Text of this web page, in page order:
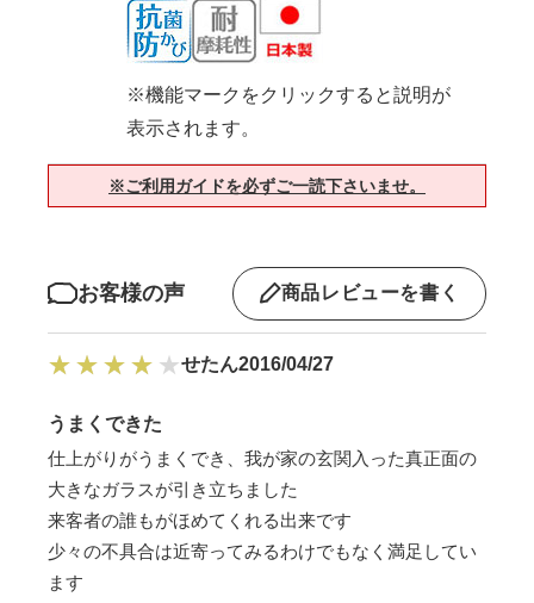
※機能マークをクリックすると説明が
表示されます。
※ご利用ガイドを必ずご一読下さいませ。
お客様の声 商品レビューを書く
せたん2016/04/27
うまくできた
仕上がりがうまくでき、我が家の玄関入った真正面の
大きなガラスが引き立ちました
来客者の誰もがほめてくれる出来です
少々の不具合は近寄ってみるわけでもなく満足してい
ます